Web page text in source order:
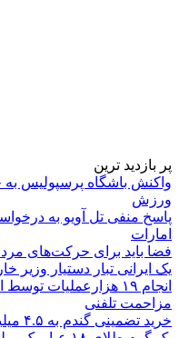
پر بازدید ترین
واکنش باشگاه پرسپولیس به
ورزش
پاسخ منفی تل آویو به
امارات
فضا باید برای حرکت‌های
یک ایرانی تبار دستیار وزیر
انجام ۱۹ هزارعملیات
مزاحمت تلفنی
خرید تضمینی گندم به ۴.۵ میلیون تن رسید